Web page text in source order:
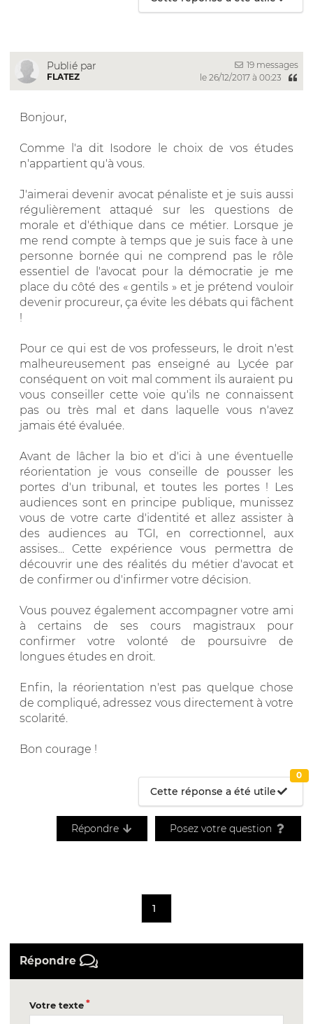
Publié par
FLATEZ
19 messages
le 26/12/2017 à 00:23
Bonjour,
Comme l'a dit Isodore le choix de vos études
n'appartient qu'à vous.
J'aimerai devenir avocat pénaliste et je suis aussi
régulièrement attaqué sur les questions de
morale et d'éthique dans ce métier. Lorsque je
me rend compte à temps que je suis face à une
personne bornée qui ne comprend pas le rôle
essentiel de l'avocat pour la démocratie je me
place du côté des « gentils » et je prétend vouloir
devenir procureur, ça évite les débats qui fâchent
!
Pour ce qui est de vos professeurs, le droit n'est
malheureusement pas enseigné au Lycée par
conséquent on voit mal comment ils auraient pu
vous conseiller cette voie qu'ils ne connaissent
pas ou très mal et dans laquelle vous n'avez
jamais été évaluée.
Avant de lâcher la bio et d'ici à une éventuelle
réorientation je vous conseille de pousser les
portes d'un tribunal, et toutes les portes ! Les
audiences sont en principe publique, munissez
vous de votre carte d'identité et allez assister à
des audiences au TGI, en correctionnel, aux
assises... Cette expérience vous permettra de
découvrir une des réalités du métier d'avocat et
de confirmer ou d'infirmer votre décision.
Vous pouvez également accompagner votre ami
à certains de ses cours magistraux pour
confirmer votre volonté de poursuivre de
longues études en droit.
Enfin, la réorientation n'est pas quelque chose
de compliqué, adressez vous directement à votre
scolarité.
Bon courage !
Cette réponse a été utile
0
Répondre Posez votre question
1
Répondre
Votre texte